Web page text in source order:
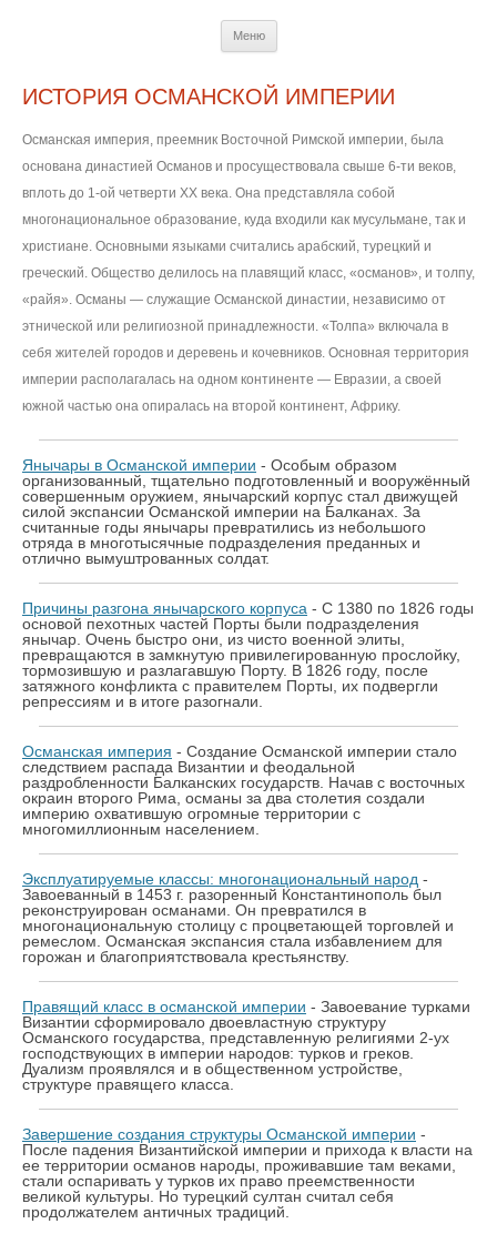
Меню
ИСТОРИЯ ОСМАНСКОЙ ИМПЕРИИ
Османская империя, преемник Восточной Римской империи, была
основана династией Османов и просуществовала свыше 6-ти веков,
вплоть до 1-ой четверти ХХ века. Она представляла собой
многонациональное образование, куда входили как мусульмане, так и
христиане. Основными языками считались арабский, турецкий и
греческий. Общество делилось на плавящий класс, «османов», и толпу,
«райя». Османы — служащие Османской династии, независимо от
этнической или религиозной принадлежности. «Толпа» включала в
себя жителей городов и деревень и кочевников. Основная территория
империи располагалась на одном континенте — Евразии, а своей
южной частью она опиралась на второй континент, Африку.
Янычары в Османской империи - Особым образом
организованный, тщательно подготовленный и вооружённый
совершенным оружием, янычарский корпус стал движущей
силой экспансии Османской империи на Балканах. За
считанные годы янычары превратились из небольшого
отряда в многотысячные подразделения преданных и
отлично вымуштрованных солдат.
Причины разгона янычарского корпуса - С 1380 по 1826 годы
основой пехотных частей Порты были подразделения
янычар. Очень быстро они, из чисто военной элиты,
превращаются в замкнутую привилегированную прослойку,
тормозившую и разлагавшую Порту. В 1826 году, после
затяжного конфликта с правителем Порты, их подвергли
репрессиям и в итоге разогнали.
Османская империя - Создание Османской империи стало
следствием распада Византии и феодальной
раздробленности Балканских государств. Начав с восточных
окраин второго Рима, османы за два столетия создали
империю охватившую огромные территории с
многомиллионным населением.
Эксплуатируемые классы: многонациональный народ -
Завоеванный в 1453 г. разоренный Константинополь был
реконструирован османами. Он превратился в
многонациональную столицу с процветающей торговлей и
ремеслом. Османская экспансия стала избавлением для
горожан и благоприятствовала крестьянству.
Правящий класс в османской империи - Завоевание турками
Византии сформировало двоевластную структуру
Османского государства, представленную религиями 2-ух
господствующих в империи народов: турков и греков.
Дуализм проявлялся и в общественном устройстве,
структуре правящего класса.
Завершение создания структуры Османской империи -
После падения Византийской империи и прихода к власти на
ее территории османов народы, проживавшие там веками,
стали оспаривать у турков их право преемственности
великой культуры. Но турецкий султан считал себя
продолжателем античных традиций.